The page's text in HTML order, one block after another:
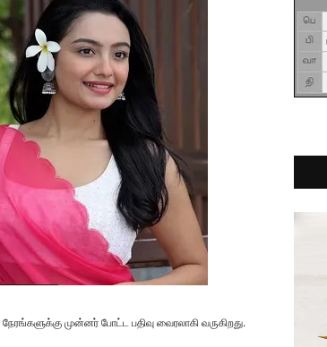
முன்னர் போட்ட பதிவு வைரலாகி வருகிறது.